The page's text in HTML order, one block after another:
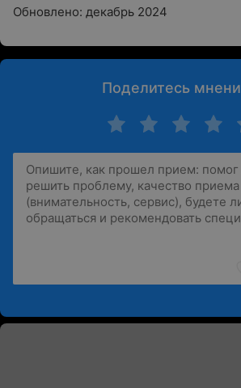
Обновлено: декабрь 2024
Поделитесь